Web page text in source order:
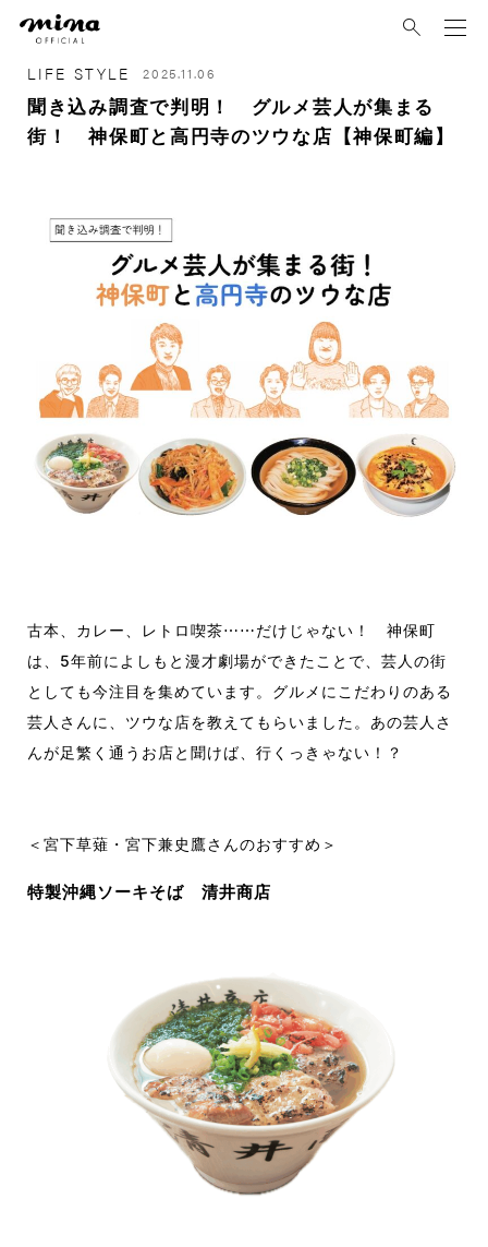
LIFE STYLE 2025.11.06
聞き込み調査で判明！ グルメ芸人が集まる
街！ 神保町と高円寺のツウな店【神保町編】
古本、カレー、レトロ喫茶⋯⋯だけじゃない！ 神保町
は、5年前によしもと漫才劇場ができたことで、芸人の街
としても今注目を集めています。グルメにこだわりのある
芸人さんに、ツウな店を教えてもらいました。あの芸人さ
んが足繁く通うお店と聞けば、行くっきゃない！？
＜宮下草薙・宮下兼史鷹さんのおすすめ＞
特製沖縄ソーキそば 清井商店